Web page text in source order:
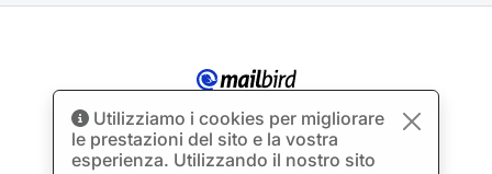
© Diritto d'autore 2012-2026 Mailbird ™Tutti i diritti riservati.
Fatto con
Utilizziamo i cookies per migliorare
le prestazioni del sito e la vostra
esperienza. Utilizzando il nostro sito